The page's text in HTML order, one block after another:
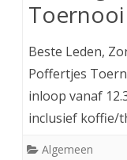
Toernooi
Beste Leden,
Poffertjes
inloop vanaf
inclusief koffie/
Algemeen